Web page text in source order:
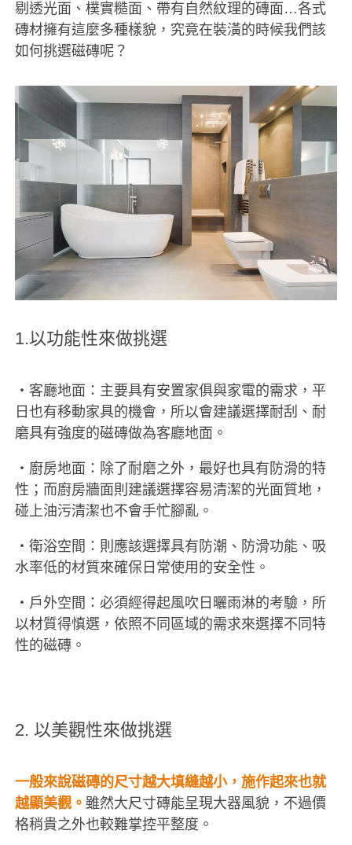
剔透光面、樸實糙面、帶有自然紋理的磚面…各式
磚材擁有這麼多種樣貌，究竟在裝潢的時候我們該
如何挑選磁磚呢？
1.以功能性來做挑選
‧客廳地面：主要具有安置家俱與家電的需求，平
日也有移動家具的機會，所以會建議選擇耐刮、耐
磨具有強度的磁磚做為客廳地面。
‧廚房地面：除了耐磨之外，最好也具有防滑的特
性；而廚房牆面則建議選擇容易清潔的光面質地，
碰上油污清潔也不會手忙腳亂。
‧衛浴空間：則應該選擇具有防潮、防滑功能、吸
水率低的材質來確保日常使用的安全性。
‧戶外空間：必須經得起風吹日曬雨淋的考驗，所
以材質得慎選，依照不同區域的需求來選擇不同特
性的磁磚。
2. 以美觀性來做挑選
一般來說磁磚的尺寸越大填縫越小，施作起來也就
越顯美觀。雖然大尺寸磚能呈現大器風貌，不過價
格稍貴之外也較難掌控平整度。